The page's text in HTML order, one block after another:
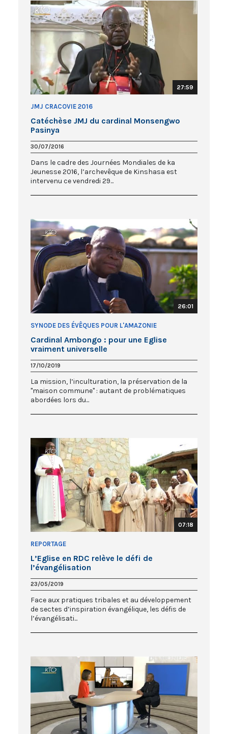
27:59
JMJ CRACOVIE 2016
Catéchèse JMJ du cardinal Monsengwo
Pasinya
30/07/2016
Dans le cadre des Journées Mondiales de ka
Jeunesse 2016, l’archevêque de Kinshasa est
intervenu ce vendredi 29...
26:01
SYNODE DES ÉVÊQUES POUR L'AMAZONIE
Cardinal Ambongo : pour une Eglise
vraiment universelle
17/10/2019
La mission, l’inculturation, la préservation de la
"maison commune" : autant de problématiques
abordées lors du...
07:18
REPORTAGE
L’Eglise en RDC relève le défi de
l’évangélisation
23/05/2019
Face aux pratiques tribales et au développement
de sectes d’inspiration évangélique, les défis de
l’évangélisati...